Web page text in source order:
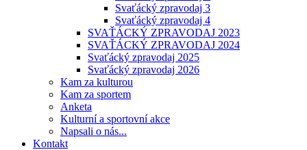
Svaťácký zpravodaj 3
Svaťácký zpravodaj 4
SVAŤÁCKÝ ZPRAVODAJ 2023
SVAŤÁCKÝ ZPRAVODAJ 2024
Svaťácký zpravodaj 2025
Svaťácký zpravodaj 2026
Kam za kulturou
Kam za sportem
Anketa
Kulturní a sportovní akce
Napsali o nás...
Kontakt